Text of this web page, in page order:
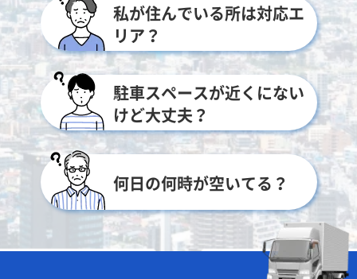
私が住んでいる所は対応エ
リア？
駐車スペースが近くにない
けど大丈夫？
何日の何時が空いてる？